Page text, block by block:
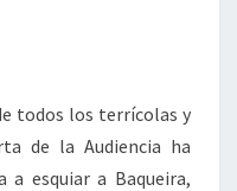
todos los terrícolas y
de la Audiencia ha
a esquiar a Baqueira,